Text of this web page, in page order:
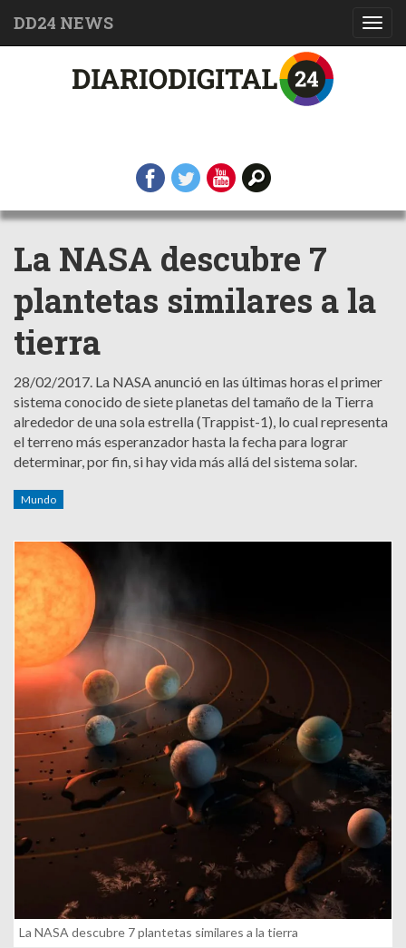
DD24 NEWS
La NASA descubre 7
plantetas similares a la
tierra
28/02/2017. La NASA anunció en las últimas horas el primer
sistema conocido de siete planetas del tamaño de la Tierra
alrededor de una sola estrella (Trappist-1), lo cual representa
el terreno más esperanzador hasta la fecha para lograr
determinar, por fin, si hay vida más allá del sistema solar.
Mundo
La NASA descubre 7 plantetas similares a la tierra